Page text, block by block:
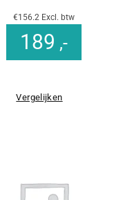
€156.2 Excl. btw
189 ,-
Vergelijken